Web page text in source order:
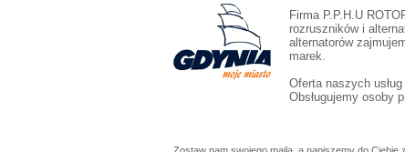
Firma P.P.H.U
rozruszników i
alternatorów
marek.
Oferta naszych
Obsługujemy osoby